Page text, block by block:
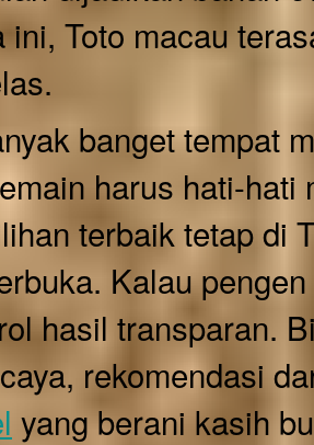
ini, Toto macau
banget tempat
harus hati-
terbaik tetap di
Kalau
hasil transparan.
rekomendasi
yang berani kasih